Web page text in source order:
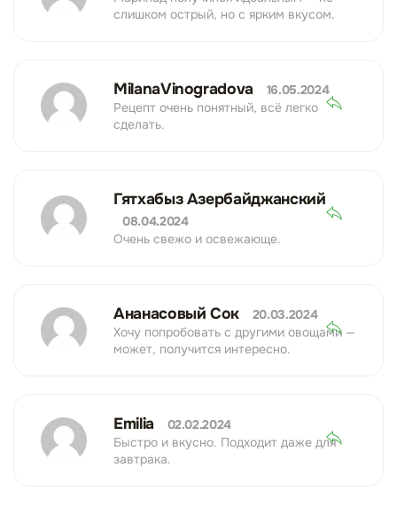
слишком острый, но с ярким вкусом.
MilanaVinogradova
16.05.2024
Рецепт очень понятный, всё легко
сделать.
Гятхабыз Азербайджанский
08.04.2024
Очень свежо и освежающе.
Ананасовый Сок
20.03.2024
Хочу попробовать с другими овощами —
может, получится интересно.
Emilia
02.02.2024
Быстро и вкусно. Подходит даже для
завтрака.